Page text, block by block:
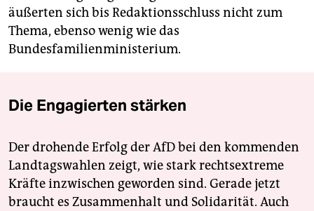
äußerten sich bis Redaktionsschluss nicht zum
Thema, ebenso wenig wie das
Bundesfamilienministerium.
Die Engagierten stärken
Der drohende Erfolg der AfD bei den kommenden
Landtagswahlen zeigt, wie stark rechtsextreme
Kräfte inzwischen geworden sind. Gerade jetzt
braucht es Zusammenhalt und Solidarität. Auch